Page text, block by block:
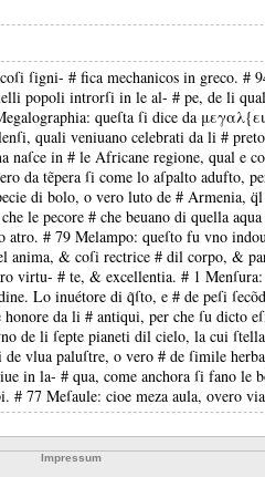
ſigni- # fica mechanicos in greco.
popoli introrſi in le al- # pe, de li
queſta ſi dice da
quali veniuano celebrati da li #
naſce in # le Africane regione, qual e
da tẽpera ſi come lo aſpalto adufto,
di bolo, o vero luto de #
le pecore # che beuano di quella
# 79 Melampo: queſto fu vno
anima, & coſi rectrice # dil corpo, &
virtu- # te, & excellentia. # 1
Lo inuétore di q̃ſto, e # de peſi
da li # antiqui, per che ſu dicto
de li ſepte pianeti dil cielo, la cui
vlua paluſtre, o vero # de ſimile
in la- # qua, come anchora ſi fano
# 77 Meſaule: cioe meza aula, overo
Impressum